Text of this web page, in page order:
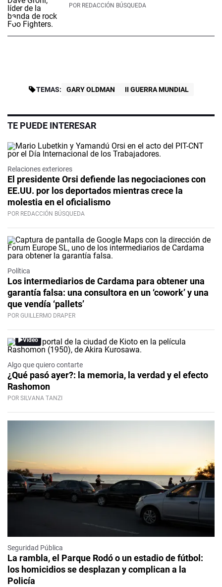
POR REDACCIÓN BÚSQUEDA
TEMAS: GARY OLDMAN II GUERRA MUNDIAL
TE PUEDE INTERESAR
Relaciones exteriores
El presidente Orsi defiende las negociaciones con
EE.UU. por los deportados mientras crece la
molestia en el oficialismo
POR REDACCIÓN BÚSQUEDA
Política
Los intermediarios de Cardama para obtener una
garantía falsa: una consultora en un ‘cowork’ y una
que vendía ‘pallets’
POR GUILLERMO DRAPER
Video
Algo que quiero contarte
¿Qué pasó ayer?: la memoria, la verdad y el efecto
Rashomon
POR SILVANA TANZI
Seguridad Pública
La rambla, el Parque Rodó o un estadio de fútbol:
los homicidios se desplazan y complican a la
Policía